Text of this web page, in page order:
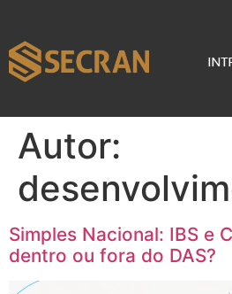
Autor:
Simples Nacional: IBS e
dentro ou fora do DAS?